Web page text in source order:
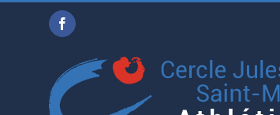
Facebook
RENCONTRE
24 MARS À ST